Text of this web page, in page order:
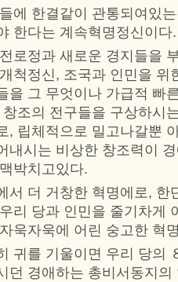
에 한결같이 관통되여있
한다는 계속혁명정신이다.
로정과 새로운 경지들을
척정신, 조국과 인민을
을 그 무엇이나 가급적 빠
창조의 전구들을 구상하시
, 립체적으로 밀고나갈뿐
내시는 비상한 창조력이
박치고있다.
서 더 거창한 혁명에로, 한
리 당과 인민을 줄기차게
욱자욱에 어린 숭고한 혁
귀를 기울이면 우리 당의
던 경애하는 총비서동지